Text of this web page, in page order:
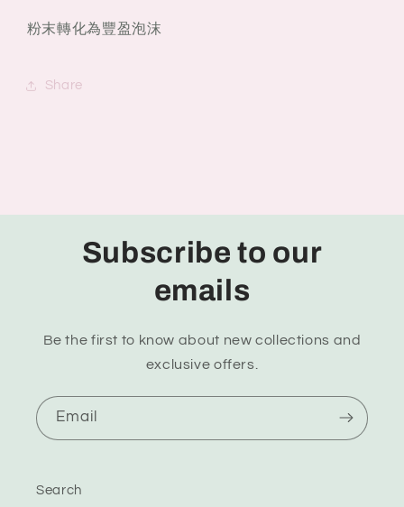
粉末轉化為豐盈泡沫
Share
Subscribe to our
emails
Be the first to know about new collections and
exclusive offers.
Email
Search